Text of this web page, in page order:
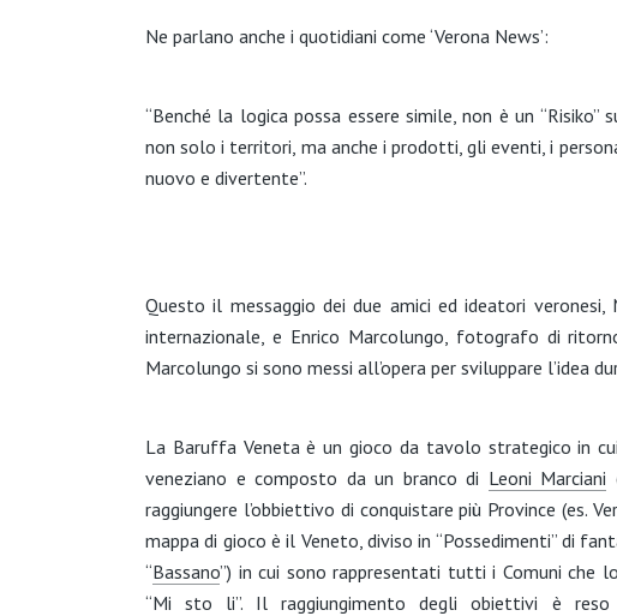
Ne parlano anche i quotidiani come ‘Verona News’:
“Benché la logica possa essere simile, non è un
non solo i territori, ma anche i prodotti, gli eventi, i
nuovo e divertente”.
Questo il messaggio dei due amici ed ideatori
internazionale, e Enrico Marcolungo, fotografo di
Marcolungo si sono messi all’opera per sviluppare l’idea
La Baruffa Veneta è un gioco da tavolo strategico in
veneziano e composto da un branco di Leoni Marciani
raggiungere l’obbiettivo di conquistare più Province (es.
mappa di gioco è il Veneto, diviso in “Possedimenti” di
“Bassano”) in cui sono rappresentati tutti i Comuni che
“Mi sto li”. Il raggiungimento degli obiettivi è reso